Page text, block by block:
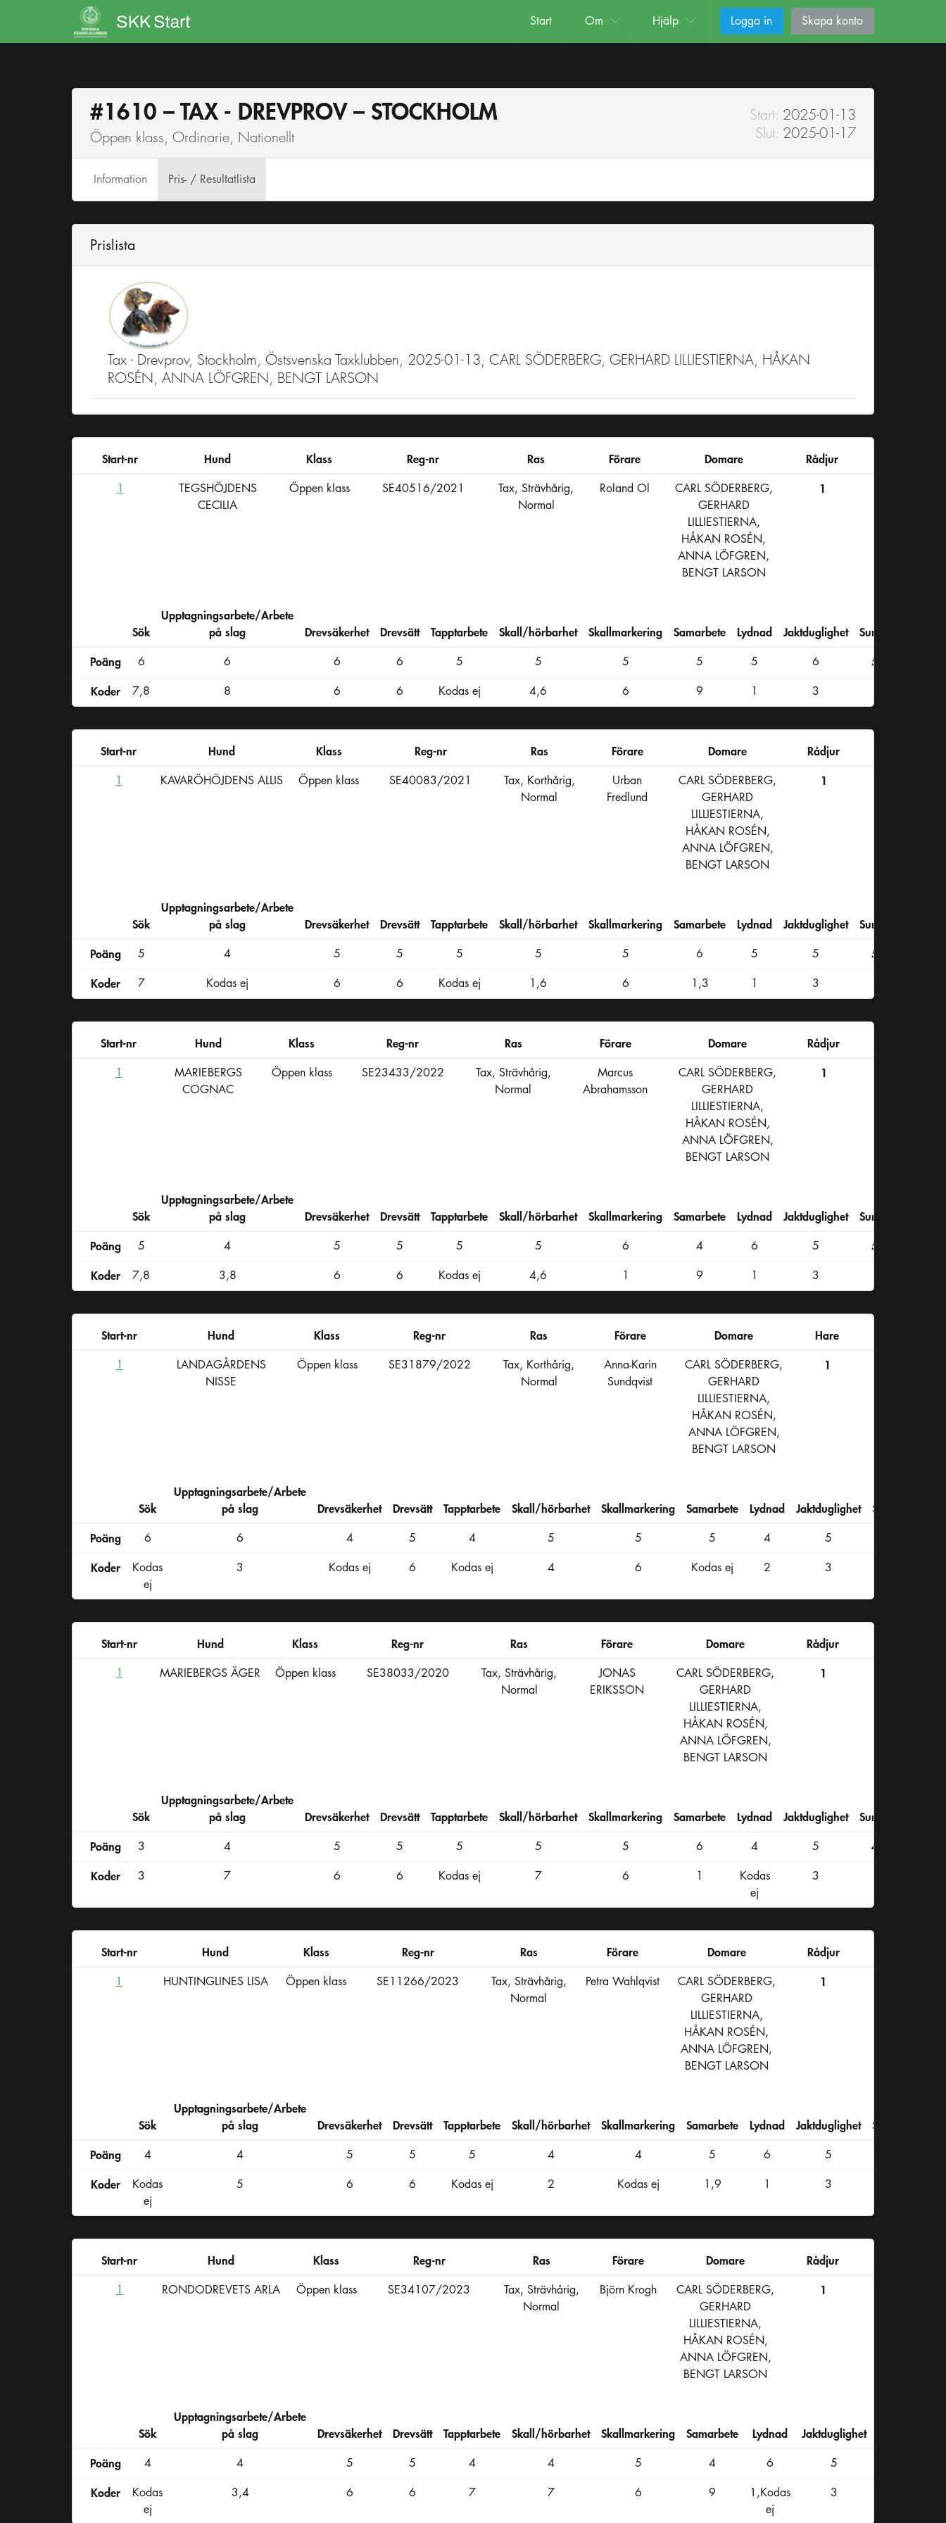
Start Om Hjälp Logga in Skapa konto
#1610 – TAX - DREVPROV – STOCKHOLM
Öppen klass, Ordinarie, Nationellt
Start: 2025-01-13
Slut: 2025-01-17
Information Pris- / Resultatlista
Prislista
Tax - Drevprov, Stockholm, Östsvenska Taxklubben, 2025-01-13, CARL SÖDERBERG, GERHARD LILLIESTIERNA, HÅKAN
ROSÉN, ANNA LÖFGREN, BENGT LARSON
Start-nr Hund Klass Reg-nr Ras Förare Domare
Rådjur
1
TEGSHÖJDENS
CECILIA
Öppen klass SE40516/2021
Tax, Strävhårig,
Normal
Roland Ol
CARL SÖDERBERG,
GERHARD
LILLIESTIERNA,
HÅKAN ROSÉN,
ANNA LÖFGREN,
BENGT LARSON
1
Sök
Upptagningsarbete/Arbete
på slag
Drevsäkerhet Drevsätt Tapptarbete Skall/hörbarhet Skallmarkering Samarbete Lydnad Jaktduglighet
Summa
Poäng
6 6 6 6 5 5 5 5 5 6
55
Koder
7,8 8 6 6 Kodas ej 4,6 6 9 1 3
Start-nr Hund Klass Reg-nr Ras Förare Domare
Rådjur
1
KAVARÖHÖJDENS ALLIS Öppen klass SE40083/2021
Tax, Korthårig,
Normal
Urban
Fredlund
CARL SÖDERBERG,
GERHARD
LILLIESTIERNA,
HÅKAN ROSÉN,
ANNA LÖFGREN,
BENGT LARSON
1
Sök
Upptagningsarbete/Arbete
på slag
Drevsäkerhet Drevsätt Tapptarbete Skall/hörbarhet Skallmarkering Samarbete Lydnad Jaktduglighet
Summa
Poäng
5 4 5 5 5 5 5 6 5 5
50
Koder
7 Kodas ej 6 6 Kodas ej 1,6 6 1,3 1 3
Start-nr Hund Klass Reg-nr Ras Förare Domare
Rådjur
1
MARIEBERGS
COGNAC
Öppen klass SE23433/2022
Tax, Strävhårig,
Normal
Marcus
Abrahamsson
CARL SÖDERBERG,
GERHARD
LILLIESTIERNA,
HÅKAN ROSÉN,
ANNA LÖFGREN,
BENGT LARSON
1
Sök
Upptagningsarbete/Arbete
på slag
Drevsäkerhet Drevsätt Tapptarbete Skall/hörbarhet Skallmarkering Samarbete Lydnad Jaktduglighet
Summa
Poäng
5 4 5 5 5 5 6 4 6 5
50
Koder
7,8 3,8 6 6 Kodas ej 4,6 1 9 1 3
Start-nr Hund Klass Reg-nr Ras Förare Domare
Hare
1
LANDAGÅRDENS
NISSE
Öppen klass SE31879/2022
Tax, Korthårig,
Normal
Anna-Karin
Sundqvist
CARL SÖDERBERG,
GERHARD
LILLIESTIERNA,
HÅKAN ROSÉN,
ANNA LÖFGREN,
BENGT LARSON
1
Sök
Upptagningsarbete/Arbete
på slag
Drevsäkerhet Drevsätt Tapptarbete Skall/hörbarhet Skallmarkering Samarbete Lydnad Jaktduglighet
Summa
Poäng
6 6 4 5 4 5 5 5 4 5
Koder
Kodas
ej
3 Kodas ej 6 Kodas ej 4 6 Kodas ej 2 3
Start-nr Hund Klass Reg-nr Ras Förare Domare
Rådjur
1
MARIEBERGS ÄGER Öppen klass SE38033/2020
Tax, Strävhårig,
Normal
JONAS
ERIKSSON
CARL SÖDERBERG,
GERHARD
LILLIESTIERNA,
HÅKAN ROSÉN,
ANNA LÖFGREN,
BENGT LARSON
1
Sök
Upptagningsarbete/Arbete
på slag
Drevsäkerhet Drevsätt Tapptarbete Skall/hörbarhet Skallmarkering Samarbete Lydnad Jaktduglighet
Summa
Poäng
3 4 5 5 5 5 5 6 4 5
47
Koder
3 7 6 6 Kodas ej 7 6 1
Kodas
ej
3
Start-nr Hund Klass Reg-nr Ras Förare Domare
Rådjur
1
HUNTINGLINES LISA Öppen klass SE11266/2023
Tax, Strävhårig,
Normal
Petra Wahlqvist
CARL SÖDERBERG,
GERHARD
LILLIESTIERNA,
HÅKAN ROSÉN,
ANNA LÖFGREN,
BENGT LARSON
1
Sök
Upptagningsarbete/Arbete
på slag
Drevsäkerhet Drevsätt Tapptarbete Skall/hörbarhet Skallmarkering Samarbete Lydnad Jaktduglighet
Summa
Poäng
4 4 5 5 5 4 4 5 6 5
Koder
Kodas
ej
5 6 6 Kodas ej 2 Kodas ej 1,9 1 3
Start-nr Hund Klass Reg-nr Ras Förare Domare
Rådjur
1
RONDODREVETS ARLA Öppen klass SE34107/2023
Tax, Strävhårig,
Normal
Björn Krogh
CARL SÖDERBERG,
GERHARD
LILLIESTIERNA,
HÅKAN ROSÉN,
ANNA LÖFGREN,
BENGT LARSON
1
Sök
Upptagningsarbete/Arbete
på slag
Drevsäkerhet Drevsätt Tapptarbete Skall/hörbarhet Skallmarkering Samarbete Lydnad Jaktduglighet
Poäng
4 4 5 5 4 4 5 4 6 5
Koder
Kodas
ej
3,4 6 6 7 7 6 9
1,Kodas
ej
3